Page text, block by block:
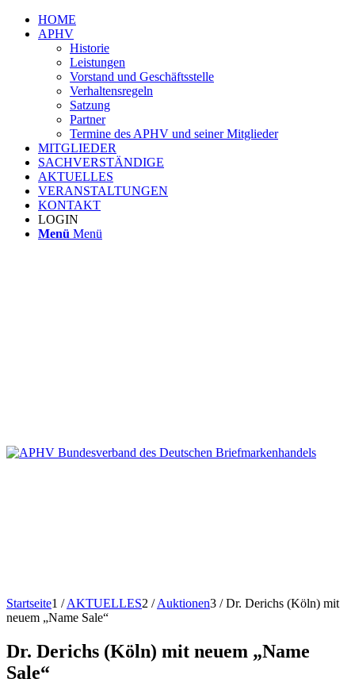
HOME
APHV
Historie
Leistungen
Vorstand und Geschäftsstelle
Verhaltensregeln
Satzung
Partner
Termine des APHV und seiner Mitglieder
MITGLIEDER
SACHVERSTÄNDIGE
AKTUELLES
VERANSTALTUNGEN
KONTAKT
LOGIN
Menü Menü
Startseite1 / AKTUELLES2 / Auktionen3 / Dr. Derichs (Köln) mit
neuem „Name Sale“
Dr. Derichs (Köln) mit neuem „Name
Sale“